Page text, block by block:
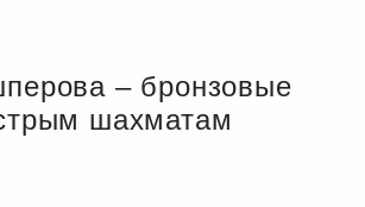
– бронзовые
шахматам